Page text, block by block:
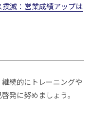
滅：営業成績アップは
続的にトレーニングや
発に努めましょう。